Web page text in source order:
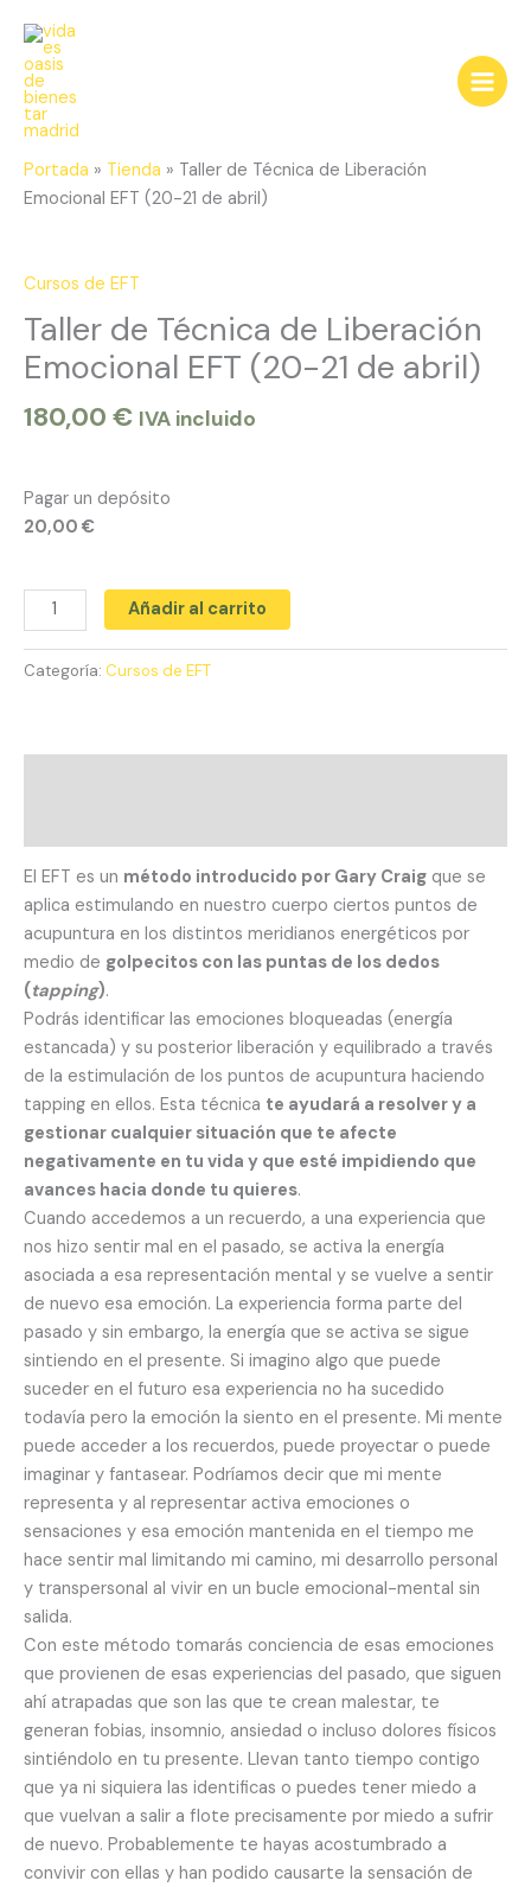
contenido
Portada » Tienda » Taller de Técnica de Liberación
Emocional EFT (20-21 de abril)
Cursos de EFT
Taller de Técnica de Liberación
Emocional EFT (20-21 de abril)
180,00 € IVA incluido
Pagar un depósito
20,00 €
Técnica
Liberación
Emocional
(20-
abril)
cantidad
Añadir al carrito
Categoría: Cursos de EFT
El EFT es un método introducido por Gary Craig que se
aplica estimulando en nuestro cuerpo ciertos puntos de
acupuntura en los distintos meridianos energéticos por
medio de golpecitos con las puntas de los dedos
(tapping).
Podrás identificar las emociones bloqueadas (energía
estancada) y su posterior liberación y equilibrado a través
de la estimulación de los puntos de acupuntura haciendo
tapping en ellos. Esta técnica te ayudará a resolver y a
gestionar cualquier situación que te afecte
negativamente en tu vida y que esté impidiendo que
avances hacia donde tu quieres.
Cuando accedemos a un recuerdo, a una experiencia que
nos hizo sentir mal en el pasado, se activa la energía
asociada a esa representación mental y se vuelve a sentir
de nuevo esa emoción. La experiencia forma parte del
pasado y sin embargo, la energía que se activa se sigue
sintiendo en el presente. Si imagino algo que puede
suceder en el futuro esa experiencia no ha sucedido
todavía pero la emoción la siento en el presente. Mi mente
puede acceder a los recuerdos, puede proyectar o puede
imaginar y fantasear. Podríamos decir que mi mente
representa y al representar activa emociones o
sensaciones y esa emoción mantenida en el tiempo me
hace sentir mal limitando mi camino, mi desarrollo personal
y transpersonal al vivir en un bucle emocional-mental sin
salida.
Con este método tomarás conciencia de esas emociones
que provienen de esas experiencias del pasado, que siguen
ahí atrapadas que son las que te crean malestar, te
generan fobias, insomnio, ansiedad o incluso dolores físicos
sintiéndolo en tu presente. Llevan tanto tiempo contigo
que ya ni siquiera las identificas o puedes tener miedo a
que vuelvan a salir a flote precisamente por miedo a sufrir
de nuevo. Probablemente te hayas acostumbrado a
convivir con ellas y han podido causarte la sensación de